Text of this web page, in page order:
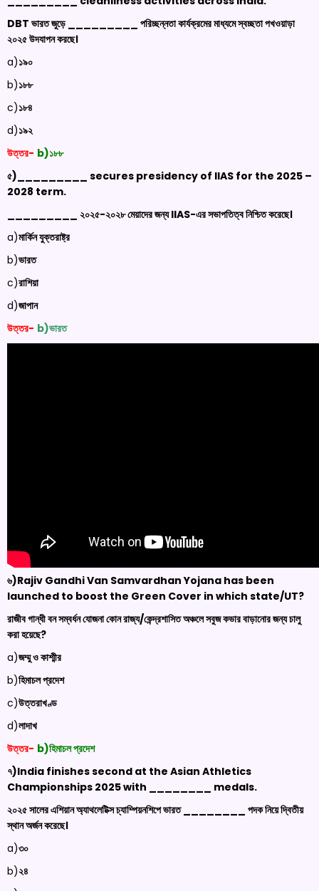
DBT ভারত জুড়ে _________ পরিচ্ছন্নতা কার্যক্রমের মাধ্যমে স্বচ্ছতা পখওয়াড়া
২০২৫ উদযাপন করছে।
a)১৯০
b)১৮৮
c)১৮৪
d)১৯২
উত্তর- b)১৮৮
৫) _________ secures presidency of IIAS for the 2025 –
2028 term.
_________ ২০২৫-২০২৮ মেয়াদের জন্যIIAS-এর সভাপতিত্ব নিশ্চিত করেছে।
a)মার্কিন যুক্তরাষ্ট্র
b)ভারত
c)রাশিয়া
d)জাপান
উত্তর- b)ভারত
৬)Rajiv Gandhi Van Samvardhan Yojana has been
launched to boost the Green Cover in which state/UT?
রাজীব গান্ধী বন সম্বর্ধন যোজনা কোন রাজ্য/কেন্দ্রশাসিত অঞ্চলে সবুজ কভার বাড়ানোর জন্য চালু
করা হয়েছে?
a)জম্মু ও কাশ্মীর
b)হিমাচল প্রদেশ
c)উত্তরাখণ্ড
d)লাদাখ
উত্তর- b)হিমাচল প্রদেশ
৭)India finishes second at the Asian Athletics
Championships 2025 with ________ medals.
২০২৫ সালের এশিয়ান অ্যাথলেটিক্স চ্যাম্পিয়নশিপে ভারত ________ পদক নিয়ে দ্বিতীয়
স্থান অর্জন করেছে।
a)৩০
b)২৪